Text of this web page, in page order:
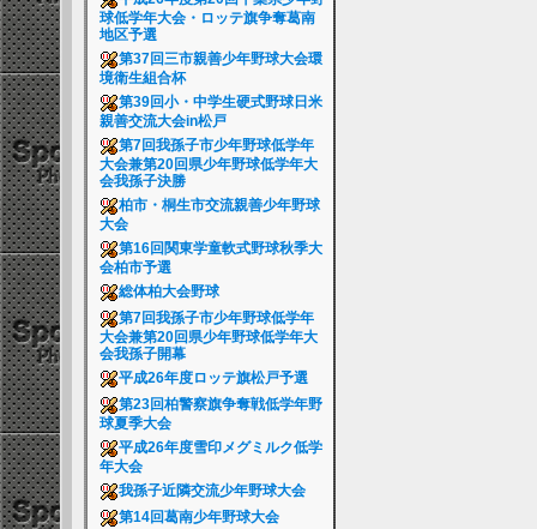
球低学年大会・ロッテ旗争奪葛南
地区予選
第37回三市親善少年野球大会環
境衛生組合杯
第39回小・中学生硬式野球日米
親善交流大会in松戸
第7回我孫子市少年野球低学年
大会兼第20回県少年野球低学年大
会我孫子決勝
柏市・桐生市交流親善少年野球
大会
第16回関東学童軟式野球秋季大
会柏市予選
総体柏大会野球
第7回我孫子市少年野球低学年
大会兼第20回県少年野球低学年大
会我孫子開幕
平成26年度ロッテ旗松戸予選
第23回柏警察旗争奪戦低学年野
球夏季大会
平成26年度雪印メグミルク低学
年大会
我孫子近隣交流少年野球大会
第14回葛南少年野球大会